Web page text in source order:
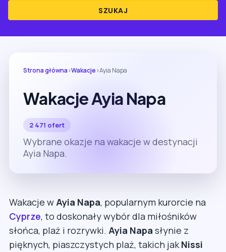
SZUKAJ
Strona główna›Wakacje›Ayia Napa
Wakacje Ayia Napa
2 471 ofert
Wybrane okazje na wakacje w destynacji
Ayia Napa.
Wakacje wAyia Napa, popularnym kurorcie na
Cyprze, to doskonały wybór dla miłośników
słońca, plaż i rozrywki. Ayia Napa słynie z
pięknych, piaszczystych plaż, takich jakNissi